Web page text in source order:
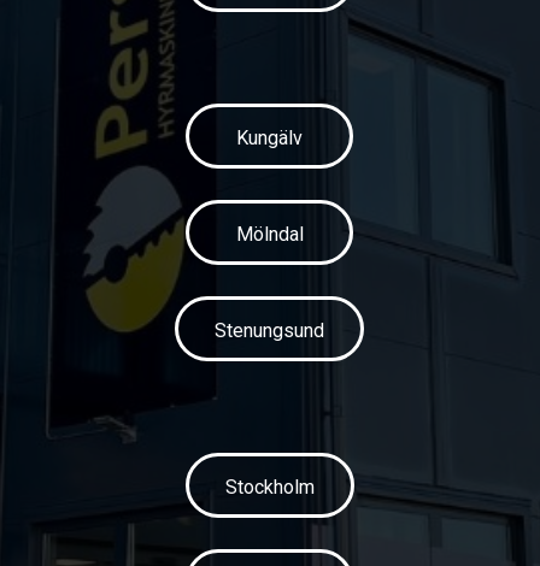
Kungälv
Mölndal
Stenungsund
Stockholm